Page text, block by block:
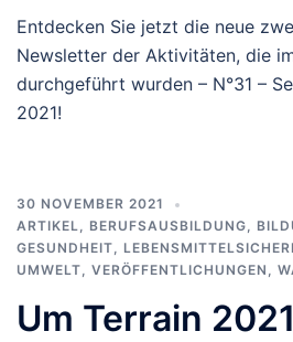
Entdecken Sie jetzt die neue
Newsletter der Aktivitäten, die
durchgeführt wurden – N°31 –
2021!
30 NOVEMBER 2021
ARTIKEL, BERUFSAUSBILDUNG,
GESUNDHEIT,
UMWELT, VERÖFFENTLICHUNGEN ,
Um Terrain 2021